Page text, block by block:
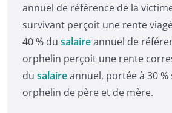
annuel de référence de la
survivant perçoit une rente
40 % du salaireannuel de
orphelin perçoit une rente
du salaireannuel, portée à 30 %
orphelin de père et de mère.